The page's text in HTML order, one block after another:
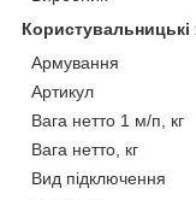
Користувальницькі
Армування
Артикул
Вага нетто 1 м/п, кг
Вага нетто, кг
Вид підключення